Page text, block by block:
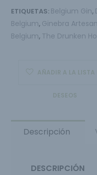
ETIQUETAS: Belgium Gin,
Belgium, Ginebra
Belgium, The Drunken
AÑADIR A LA LISTA
DESEOS
Descripción
DESCRIPCIÓN